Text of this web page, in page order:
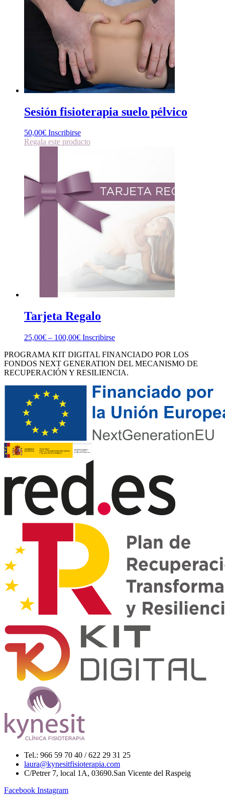
Sesión fisioterapia suelo pélvico
50,00€ Inscribirse
Regala este producto
Tarjeta Regalo
25,00€ – 100,00€ Inscribirse
PROGRAMA KIT DIGITAL FINANCIADO POR LOS
FONDOS NEXT GENERATION DEL MECANISMO DE
RECUPERACIÓN Y RESILIENCIA.
Tel.: 966 59 70 40 / 622 29 31 25
laura@kynesitfisioterapia.com
C/Petrer 7, local 1A, 03690.San Vicente del Raspeig
Facebook Instagram